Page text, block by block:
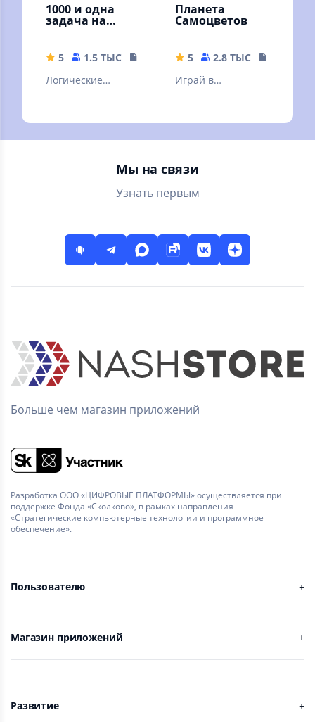
1000 и одна
задача на
логику.
е задачи
5 1.5 ТЫС
31.14 MB
Логические
думает, мысли
радуются !
Планета
Самоцветов
5 2.8 ТЫС
Играй в
наслаждайся
забавными
Мы на связи
Узнать первым
Больше чем магазин приложений
Разработка ООО «ЦИФРОВЫЕ ПЛАТФОРМЫ» осуществляется при
поддержке Фонда «Сколково», в рамках направления
«Стратегические компьютерные технологии и программное
обеспечение».
Пользователю
Магазин приложений
Развитие